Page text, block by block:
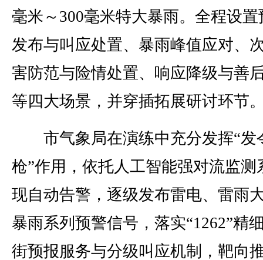
毫米～300毫米特大暴雨。全程设置
发布与叫应处置、暴雨峰值应对、
害防范与险情处置、响应降级与善
等四大场景，并穿插拓展研讨环节
市气象局在演练中充分发挥“发
枪”作用，依托人工智能强对流监测
现自动告警，逐级发布雷电、雷雨
暴雨系列预警信号，落实“1262”精
街预报服务与分级叫应机制，靶向